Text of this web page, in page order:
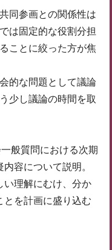
同参画との関係性は
は固定的な役割分担
ことに絞った方が焦
的な問題として議論
少し議論の時間を取
般質問における次期
容について説明。
い理解にむけ、分か
とを計画に盛り込む